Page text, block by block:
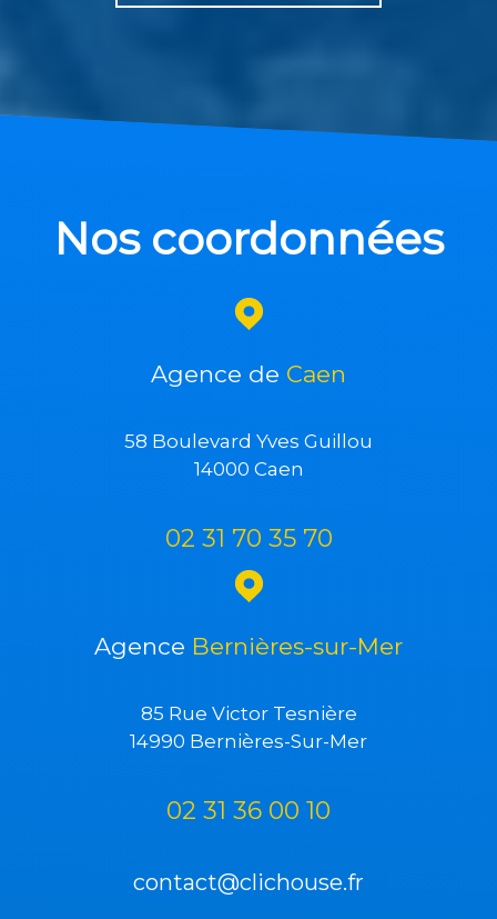
Nos coordonnées
Agence de Caen
58 Boulevard Yves Guillou
14000 Caen
02 31 70 35 70
Agence Bernières-sur-Mer
85 Rue Victor Tesnière
14990 Bernières-Sur-Mer
02 31 36 00 10
contact@clichouse.fr